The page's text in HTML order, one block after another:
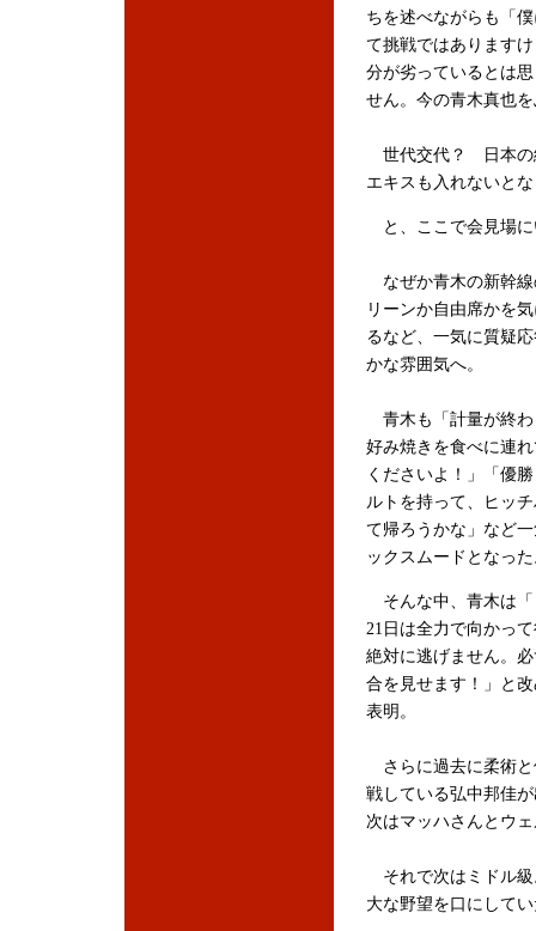
ちを述べながらも「
て挑戦ではあります
分が劣っているとは
せん。今の青木真也
世代交代？ 日本の
エキスも入れないと
と、ここで会見場に
なぜか青木の新幹線
リーンか自由席かを
るなど、一気に質疑
かな雰囲気へ。
青木も「計量が終わ
好み焼きを食べに連
くださいよ！」「優
ルトを持って、ヒッ
て帰ろうかな」など
ックスムードとなっ
そんな中、青木は「
21日は全力で向かっ
絶対に逃げません。
合を見せます！」と
表明。
さらに過去に柔術と
戦している弘中邦佳
次はマッハさんとウ
それで次はミドル級
大な野望を口にして